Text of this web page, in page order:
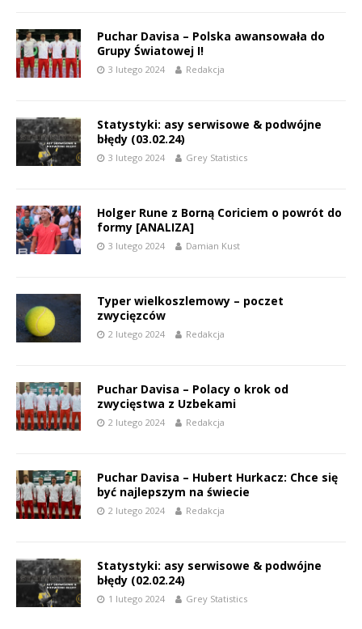
Puchar Davisa – Polska awansowała do
Grupy Światowej I!
3 lutego 2024 Redakcja
Statystyki: asy serwisowe & podwójne
błędy (03.02.24)
3 lutego 2024 Grey Statistics
Holger Rune z Borną Coriciem o powrót do
formy [ANALIZA]
3 lutego 2024 Damian Kust
Typer wielkoszlemowy – poczet
zwycięzców
2 lutego 2024 Redakcja
Puchar Davisa – Polacy o krok od
zwycięstwa z Uzbekami
2 lutego 2024 Redakcja
Puchar Davisa – Hubert Hurkacz: Chce się
być najlepszym na świecie
2 lutego 2024 Redakcja
Statystyki: asy serwisowe & podwójne
błędy (02.02.24)
1 lutego 2024 Grey Statistics